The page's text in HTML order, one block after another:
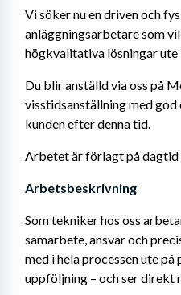
Vi söker nu en driven och
anläggningsarbetare som
högkvalitativa lösningar ute
Du blir anställd via oss på
visstidsanställning med
kunden efter denna tid.
Arbetet är förlagt på
Arbetsbeskrivning
Som tekniker hos oss
samarbete, ansvar och
med i hela processen ute
uppföljning – och ser